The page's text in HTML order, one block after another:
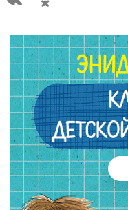
ПОКАЗАТЬ ЕЩЕ